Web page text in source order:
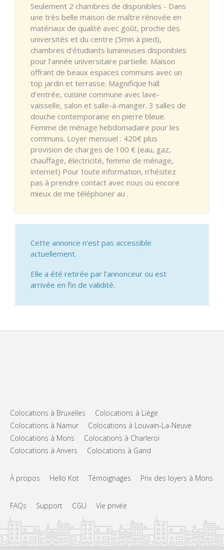
Seulement 2 chambres de disponibles - Dans
une très belle maison de maître rénovée en
matériaux de qualité avec goût, proche des
universités et du centre (5min à pied),
chambres d'étudiants lumineuses disponibles
pour l'année universitaire partielle. Maison
offrant de beaux espaces communs avec un
top jardin et terrasse. Magnifique hall
d’entrée, cuisine commune avec lave-
vaisselle, salon et salle-à-manger. 3 salles de
douche contemporaine en pierre bleue.
Femme de ménage hebdomadaire pour les
communs. Loyer mensuel : 420€ plus
provision de charges de 100 € (eau, gaz,
chauffage, électricité, femme de ménage,
internet) Pour toute information, n’hésitez
pas à prendre contact avec nous ou encore
mieux de me téléphoner au .
Cette annonce n'est pas accessible
actuellement.
Elle a été retirée par l'annonceur ou est
arrivée en fin de validité.
Colocations à Bruxelles
Colocations à Liège
Colocations à Namur
Colocations à Louvain-La-Neuve
Colocations à Mons
Colocations à Charleroi
Colocations à Anvers
Colocations à Gand
À propos Hello Kot Témoignages Prix des loyers à Mons
FAQs Support CGU Vie privée